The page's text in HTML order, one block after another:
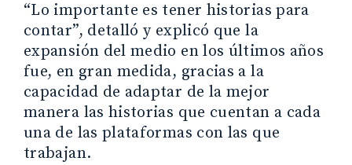
“Lo importante es tener historias para
contar”, detalló y explicó que la
expansión del medio en los últimos años
fue, en gran medida, gracias a la
capacidad de adaptar de la mejor
manera las historias que cuentan a cada
una de las plataformas con las que
trabajan.